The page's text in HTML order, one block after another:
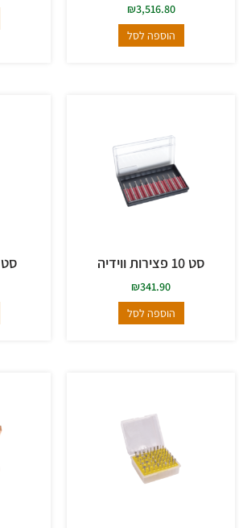
₪3,516.80
הוספה לסל
סט 10 פצירות ווידיה
₪341.90
הוספה לסל
סט 5 פצירות ווידיה